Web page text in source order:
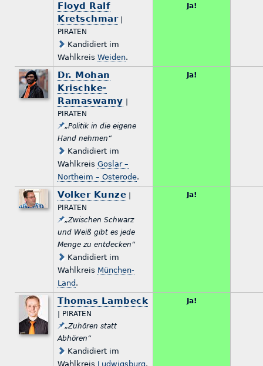
Floyd Ralf
Kretschmar|
PIRATEN
Kandidiert im
WahlkreisWeiden.
Ja!
Dr. Mohan
Krischke-
Ramaswamy
PIRATEN
„Politik in die eigene
Hand nehmen“
Kandidiert im
WahlkreisGoslar –
Northeim – Osterode.
Ja!
Volker Kunze
PIRATEN
„Zwischen Schwarz
und Weiß gibt es jede
Menge zu entdecken“
Kandidiert im
Wahlkreis München-
Land .
Ja!
Thomas Lambeck
| PIRATEN
„Zuhören statt
Abhören“
Kandidiert im
Wahlkreis Ludwigsburg.
Ja!